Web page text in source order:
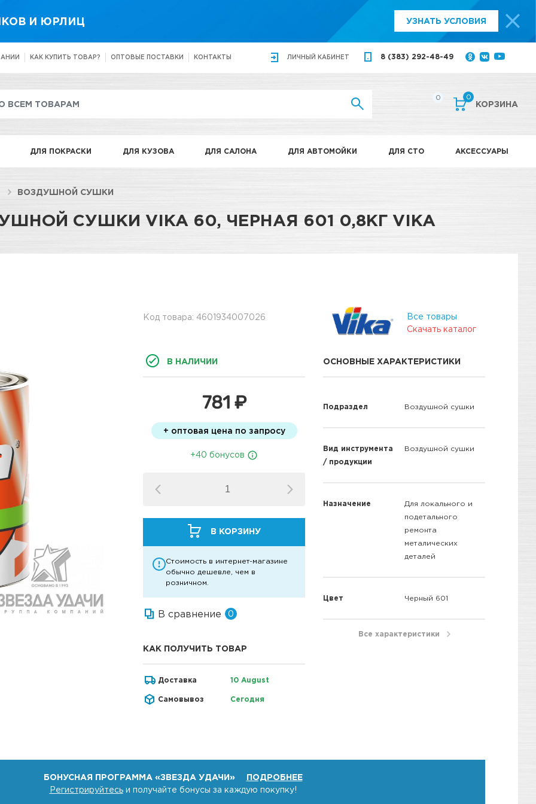
И ЮРЛИЦ УЗНАТЬ УСЛОВИЯ
КАК КУПИТЬ ТОВАР? ОПТОВЫЕ ПОСТАВКИ КОНТАКТЫ ЛИЧНЫЙ КАБИНЕТ 8 (383) 292-48-49
0 0
КОРЗИНА
ДЛЯ ПОКРАСКИ ДЛЯ КУЗОВА ДЛЯ САЛОНА ДЛЯ АВТОМОЙКИ ДЛЯ СТО АКСЕССУАРЫ
ВОЗДУШНОЙ СУШКИ
СУШКИ VIKA 60, ЧЕРНАЯ 601 0,8КГ VIKA
Код товара: 4601934007026
В НАЛИЧИИ
781 ₽
+ оптовая цена по запросу
+40 бонусов
В КОРЗИНУ
Стоимость в интернет-магазине
обычно дешевле, чем в
розничном.
В сравнение 0
КАК ПОЛУЧИТЬ ТОВАР
Доставка 10 August
Самовывоз Сегодня
Все товары
Скачать каталог
ОСНОВНЫЕ ХАРАКТЕРИСТИКИ
Подраздел Воздушной сушки
Вид инструмента
/ продукции
Воздушной сушки
Назначение
Для локального и
подетального
ремонта
металических
деталей
Цвет Черный 601
Все характеристики
БОНУСНАЯ ПРОГРАММА «ЗВЕЗДА УДАЧИ»
ПОДРОБНЕЕ
Регистрируйтесьи получайте бонусы за каждую покупку!